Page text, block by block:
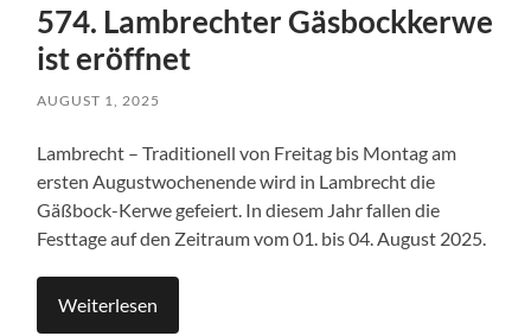
574. Lambrechter Gäsbockkerwe
ist eröffnet
AUGUST 1, 2025
Lambrecht – Traditionell von Freitag bis Montag am
ersten Augustwochenende wird in Lambrecht die
Gäßbock-Kerwe gefeiert. In diesem Jahr fallen die
Festtage auf den Zeitraum vom 01. bis 04. August 2025.
Weiterlesen